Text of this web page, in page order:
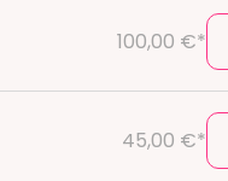
100,00 €*
45,00 €*